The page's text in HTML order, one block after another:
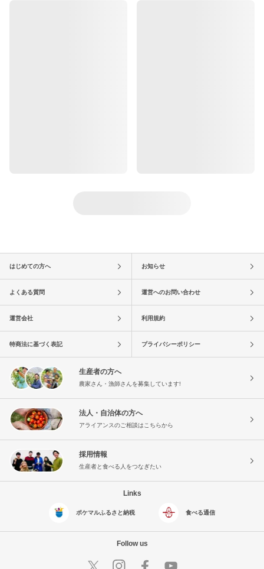
はじめての方へ お知らせ
よくある質問 運営へのお問い合わせ
運営会社 利用規約
特商法に基づく表記 プライバシーポリシー
生産者の方へ
農家さん・漁師さんを募集しています!
法人・自治体の方へ
アライアンスのご相談はこちらから
採用情報
生産者と食べる人をつなぎたい
Links
ポケマルふるさと納税 食べる通信
Follow us